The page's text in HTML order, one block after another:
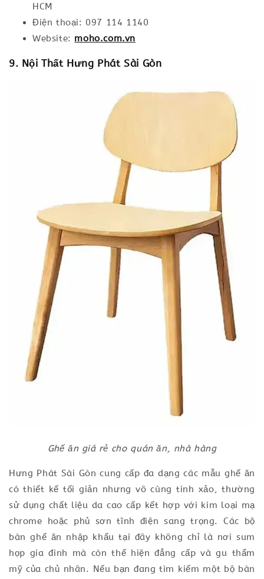
HCM
Điện thoại: 097 114 1140
Website: moho.com.vn
9. Nội Thất Hưng Phát Sài Gòn
Ghế ăn giá rẻ cho quán ăn, nhà hàng
Hưng Phát Sài Gòn cung cấp đa dạng các mẫu ghế ăn
có thiết kế tối giản nhưng vô cùng tinh xảo, thường
sử dụng chất liệu da cao cấp kết hợp với kim loại mạ
chrome hoặc phủ sơn tĩnh điện sang trọng. Các bộ
bàn ghế ăn nhập khẩu tại đây không chỉ là nơi sum
họp gia đình mà còn thể hiện đẳng cấp và gu thẩm
mỹ của chủ nhân. Nếu bạn đang tìm kiếm một bộ bàn